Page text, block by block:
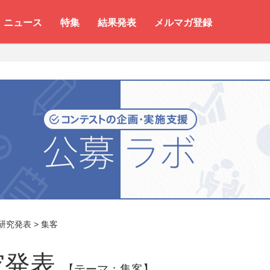
ニュース 特集 結果発表 メルマガ登録
究発表 > 集客
表